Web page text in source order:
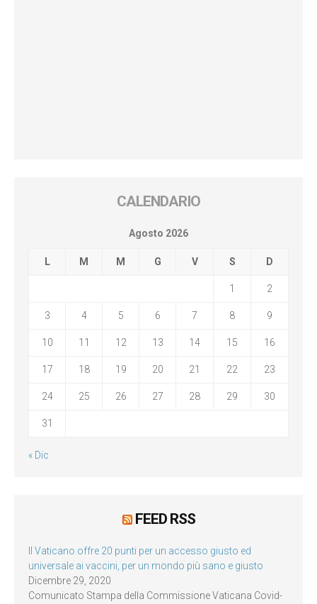
CALENDARIO
Agosto 2026
L M M G V S D
1 2
3 4 5 6 7 8 9
10 11 12 13 14 15 16
17 18 19 20 21 22 23
24 25 26 27 28 29 30
31
« Dic
FEED RSS
Il Vaticano offre 20 punti per un accesso giusto ed
universale ai vaccini, per un mondo più sano e giusto
Dicembre 29, 2020
Comunicato Stampa della Commissione Vaticana Covid-